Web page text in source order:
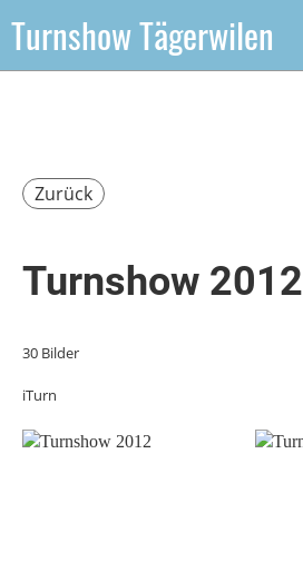
Turnshow Tägerwilen
Zurück
Turnshow 2012
30 Bilder
iTurn